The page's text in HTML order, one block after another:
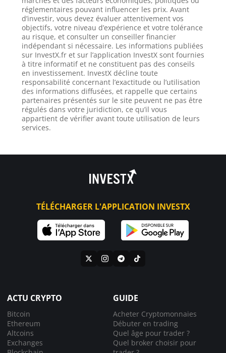
réglementaires pouvant influencer les prix. Avant
d’investir, vous devez évaluer attentivement vos
objectifs, votre niveau d’expérience et votre tolérance
au risque, et consulter un conseiller financier
indépendant si nécessaire. Les informations publiées
sur InvestX.fr et sur l’application InvestX sont fournies
à titre informatif et ne constituent pas des conseils
en investissement. InvestX décline toute
responsabilité concernant l’exactitude ou l’utilisation
des informations diffusées, et rappelle que certains
partenaires présentés sur le site peuvent ne pas être
régulés dans votre juridiction, ce qu’il vous
appartient de vérifier avant toute utilisation de leurs
services.
TÉLÉCHARGER L'APPLICATION INVESTX
ACTU CRYPTO
Bitcoin
Ethereum
Altcoins
Exchanges
GUIDE
Acheter Cryptomonnaies
Débuter en trading
Quel âge pour trader ?
Quel broker choisir pour